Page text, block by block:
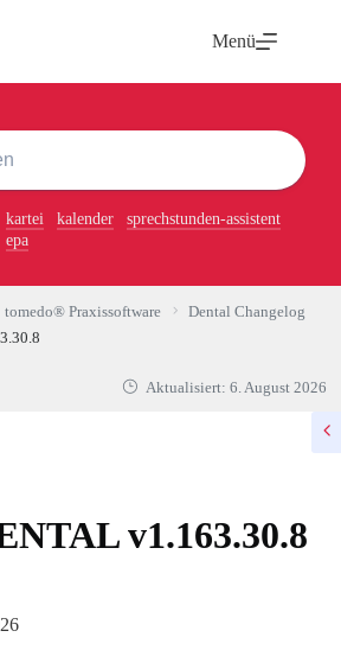
Menü
kartei kalender
sprechstunden-assistent
epa
tomedo® Praxissoftware
Dental Changelog
Aktualisiert: 6. August 2026
v1.163.30.8